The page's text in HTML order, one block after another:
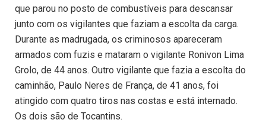
que parou no posto de combustíveis para descansar
junto com os vigilantes que faziam a escolta da carga.
Durante as madrugada, os criminosos apareceram
armados com fuzis e mataram o vigilante Ronivon Lima
Grolo, de 44 anos. Outro vigilante que fazia a escolta do
caminhão, Paulo Neres de França, de 41 anos, foi
atingido com quatro tiros nas costas e está internado.
Os dois são de Tocantins.